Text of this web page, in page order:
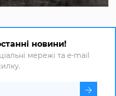
новини!
мережі та e-mail